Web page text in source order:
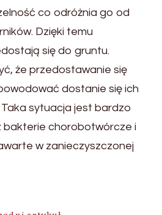
co odróżnia go od
Dzięki temu
się do gruntu.
że przedostawanie się
dostanie się ich
sytuacja jest bardzo
bakterie chorobotwórcze i
w zanieczyszczonej